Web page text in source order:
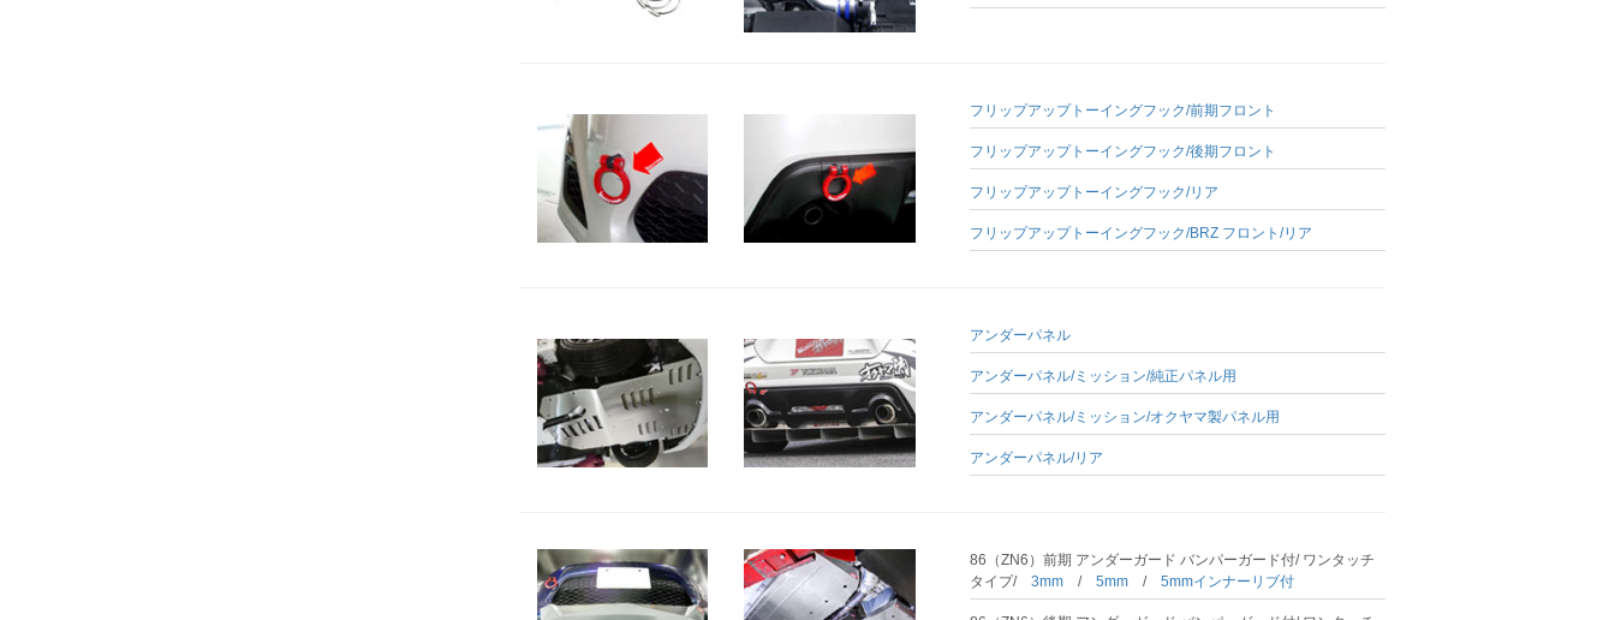
フリップアップトーイングフック/前期フロント
フリップアップトーイングフック/後期フロント
フリップアップトーイングフック/リア
フリップアップトーイングフック/BRZ フロント/リア
アンダーパネル
アンダーパネル/ミッション/純正パネル用
アンダーパネル/ミッション/オクヤマ製パネル用
アンダーパネル/リア
86（ZN6）前期 アンダーガード バンパーガード付/ ワンタッチ
タイプ/3mm/5mm/5mmインナーリブ付